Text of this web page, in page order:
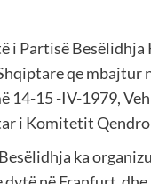
i Partisë Besëlidhja
qe mbajtur
14-15 -IV-1979,
i Komitetit
ka